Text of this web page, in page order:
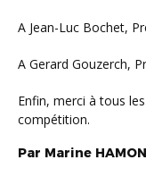
A Jean-Luc Bochet,
A Gerard Gouzerch,
Enfin, merci à tous les clubs pour leur engagement dans cette
compétition.
Par Marine